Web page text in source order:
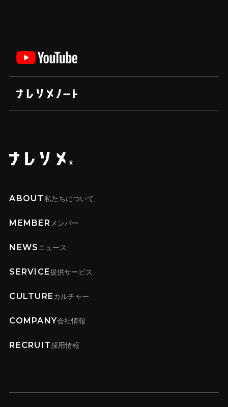
ABOUT私たちについて
MEMBER メンバー
NEWS ニュース
SERVICE提供サービス
CULTURE カルチャー
COMPANY会社情報
RECRUIT採用情報